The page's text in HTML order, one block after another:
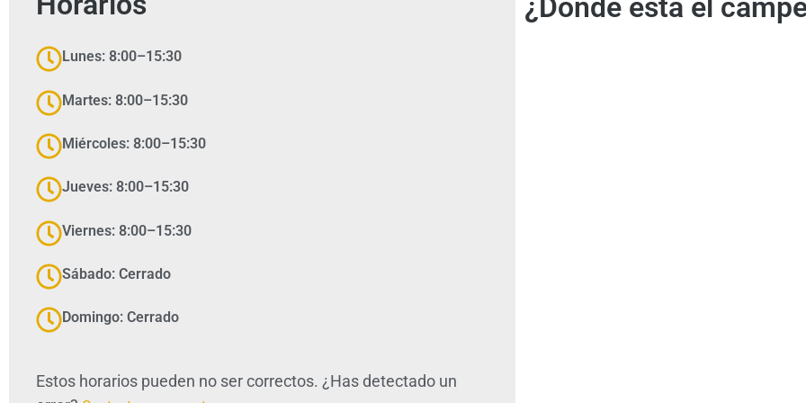
Lunes: 8:00–15:30
Martes: 8:00–15:30
Miércoles: 8:00–15:30
Jueves: 8:00–15:30
Viernes: 8:00–15:30
Sábado: Cerrado
Domingo: Cerrado
Estos horarios pueden no ser correctos. ¿Has detectado un
¿Dónde está el